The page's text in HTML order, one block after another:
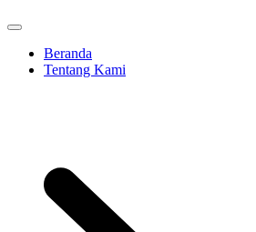
Beranda
Tentang Kami